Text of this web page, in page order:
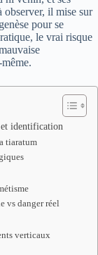
observer, il mise sur
pour se
le vrai risque
et identification
tiaratum
vs danger réel
verticaux